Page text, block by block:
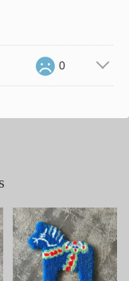
0